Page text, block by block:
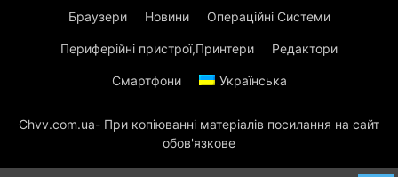
Браузери Новини Операційні Системи
Периферійні пристрої,Принтери Редактори
Смартфони Українська
Chvv.com.ua- При копіюванні матеріалів посилання на сайт
обов'язкове